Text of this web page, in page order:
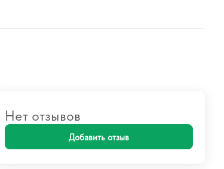
Нет отзывов
Добавить отзыв